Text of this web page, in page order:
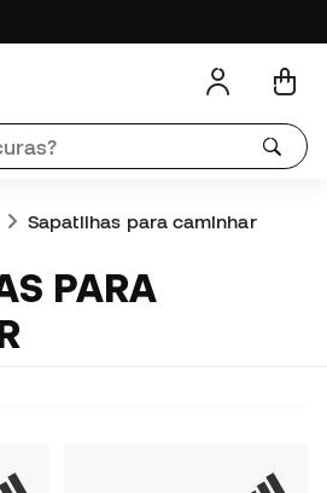
Sapatilhas para caminhar